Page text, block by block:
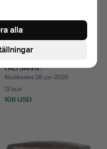
FÄLTSÄNG.
Klubbades 28 jun 2026
13 bud
108 USD
alla